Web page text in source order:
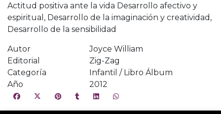
Actitud positiva ante la vida Desarrollo afectivo y
espiritual, Desarrollo de la imaginación y creatividad,
Desarrollo de la sensibilidad
Autor
Joyce William
Editorial
Zig-Zag
Categoría
Infantil / Libro Álbum
Año
2012